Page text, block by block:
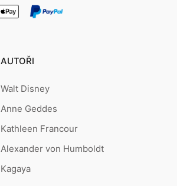
AUTOŘI
Walt Disney
Anne Geddes
Kathleen Francour
Alexander von Humboldt
Kagaya